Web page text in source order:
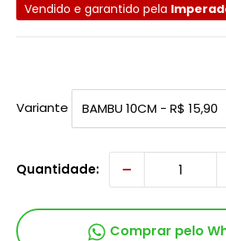
Vendido e garantido pela
Variante
Quantidade:
Comprar pelo